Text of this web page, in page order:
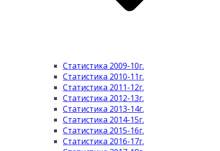
Статистика 2009-10г.
Статистика 2010-11г.
Статистика 2011-12г.
Статистика 2012-13г.
Статистика 2013-14г.
Статистика 2014-15г.
Статистика 2015-16г.
Статистика 2016-17г.